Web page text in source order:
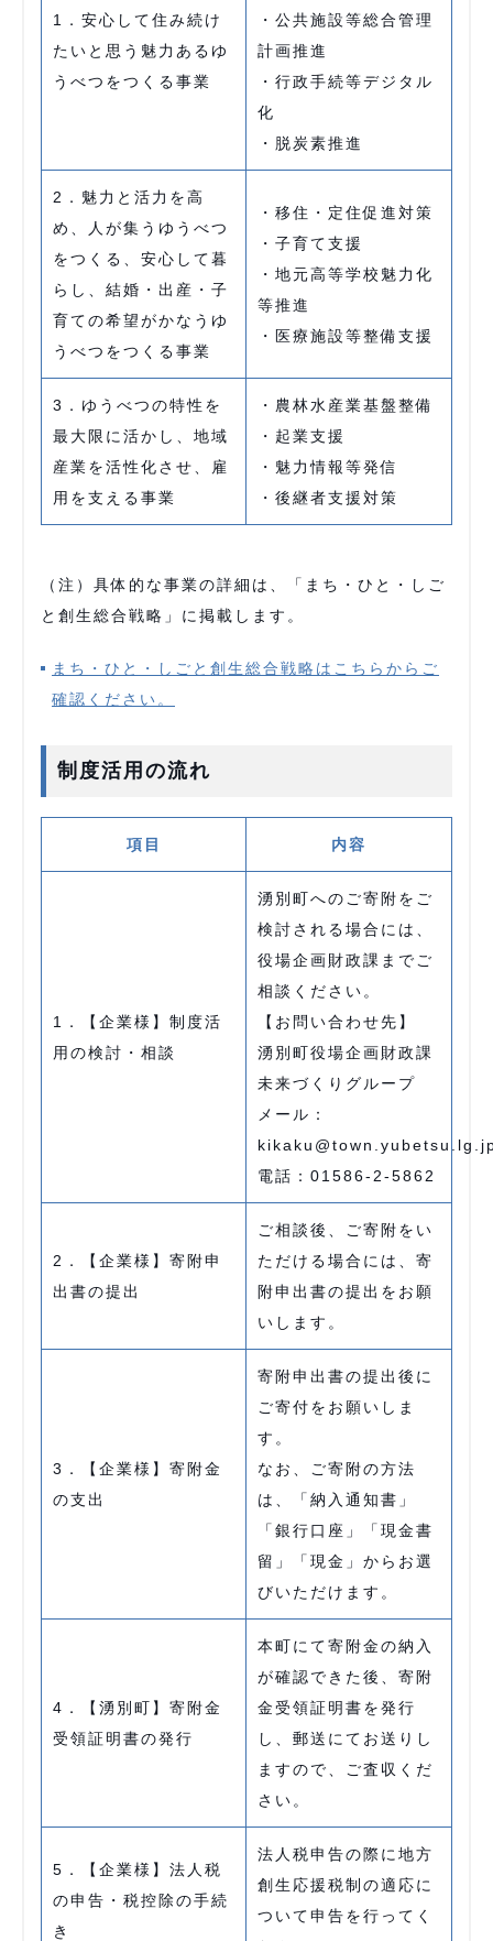
1．安心して住み続け
たいと思う魅力あるゆ
うべつをつくる事業
・公共施設等総合管理
計画推進
・行政手続等デジタル
化
・脱炭素推進
2．魅力と活力を高
め、人が集うゆうべつ
をつくる、安心して暮
らし、結婚・出産・子
育ての希望がかなうゆ
うべつをつくる事業
・移住・定住促進対策
・子育て支援
・地元高等学校魅力化
等推進
・医療施設等整備支援
3．ゆうべつの特性を
最大限に活かし、地域
産業を活性化させ、雇
用を支える事業
・農林水産業基盤整備
・起業支援
・魅力情報等発信
・後継者支援対策
（注）具体的な事業の詳細は、「まち・ひと・しご
と創生総合戦略」に掲載します。
まち・ひと・しごと創生総合戦略はこちらからご
確認ください。
制度活用の流れ
項目 内容
1．【企業様】制度活
用の検討・相談
湧別町へのご寄附をご
検討される場合には、
役場企画財政課までご
相談ください。
【お問い合わせ先】
湧別町役場企画財政課
未来づくりグループ
メール：
電話：01586-2-5862
2．【企業様】寄附申
出書の提出
ご相談後、ご寄附をい
ただける場合には、寄
附申出書の提出をお願
いします。
3．【企業様】寄附金
の支出
寄附申出書の提出後に
ご寄付をお願いしま
す。
なお、ご寄附の方法
は、「納入通知書」
「銀行口座」「現金書
留」「現金」からお選
びいただけます。
4．【湧別町】寄附金
受領証明書の発行
本町にて寄附金の納入
が確認できた後、寄附
金受領証明書を発行
し、郵送にてお送りし
ますので、ご査収くだ
さい。
5．【企業様】法人税
の申告・税控除の手続
き
法人税申告の際に地方
創生応援税制の適応に
ついて申告を行ってく